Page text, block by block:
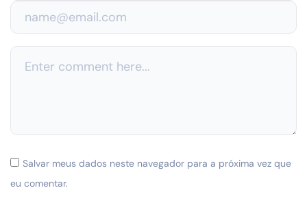
Salvar meus dados neste navegador para a próxima vez que
eu comentar.